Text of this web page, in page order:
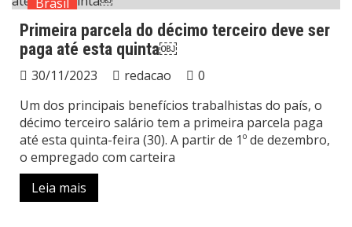
Primeira parcela do décimo terceiro deve ser
paga até esta quinta￼
30/11/2023 redacao
0
Um dos principais benefícios trabalhistas do país, o
décimo terceiro salário tem a primeira parcela paga
até esta quinta-feira (30). A partir de 1º de dezembro,
o empregado com carteira
Leia mais